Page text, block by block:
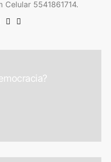
Celular 5541861714.